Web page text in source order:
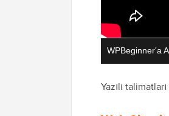
WPBeginner'a
Yazılı